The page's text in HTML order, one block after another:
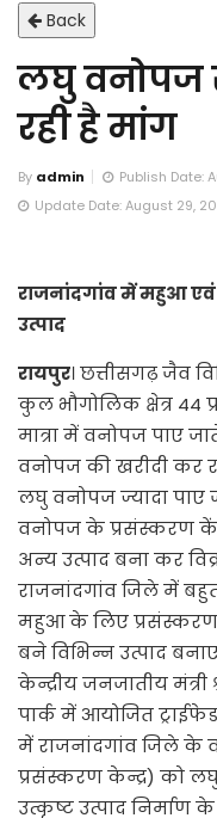
Back
लघु वनोपज
रही है मांग
By admin
Publish Date:
Update Date: August 29,
राजनांदगांव में महुआ एवं
उत्पाद
रायपुर। छत्तीसगढ़ जैव
कुल भौगोलिक क्षेत्र 44
मात्रा में वनोपज पाए
वनोपज की खरीदी कर
लघु वनोपज ज्यादा पाए
वनोपज के प्रसंस्करण
अन्य उत्पाद बना कर
राजनांदगांव जिले में
महुआ के लिए
बने विभिन्न उत्पाद
केन्द्रीय जनजातीय
पार्क में आयोजित
में राजनांदगांव जिले के
प्रसंस्करण केन्द्र) को
उत्कृष्ट उत्पाद निर्माण